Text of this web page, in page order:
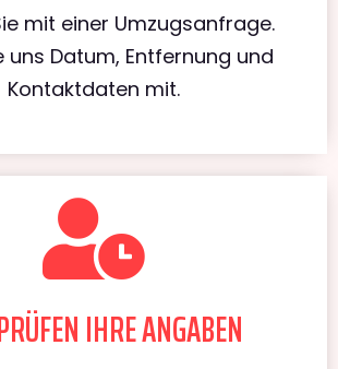
mit einer Umzugsanfrage.
uns Datum, Entfernung und
Kontaktdaten mit.
IHRE ANGABEN